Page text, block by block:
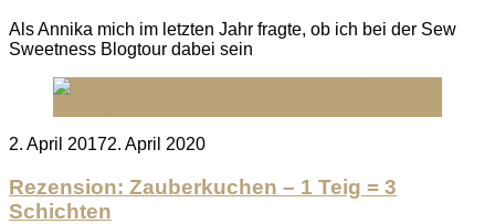
Als Annika mich im letzten Jahr fragte, ob ich bei der Sew
Sweetness Blogtour dabei sein
Posted
2. April 20172. April 2020
Rezension: Zauberkuchen – 1 Teig = 3
Schichten